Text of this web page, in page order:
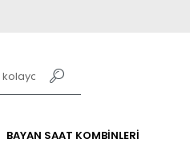
BAYAN SAAT KOMBİNLERİ